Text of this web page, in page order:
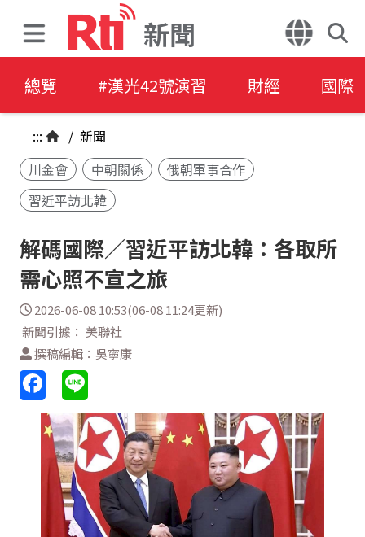
新聞
總覽 #漢光42號演習 財經 國際
::: / 新聞
川金會
中朝關係
俄朝軍事合作
習近平訪北韓
解碼國際／習近平訪北韓：各取所
需心照不宣之旅
2026-06-08 10:53(06-08 11:24更新)
新聞引據： 美聯社
撰稿編輯：吳寧康